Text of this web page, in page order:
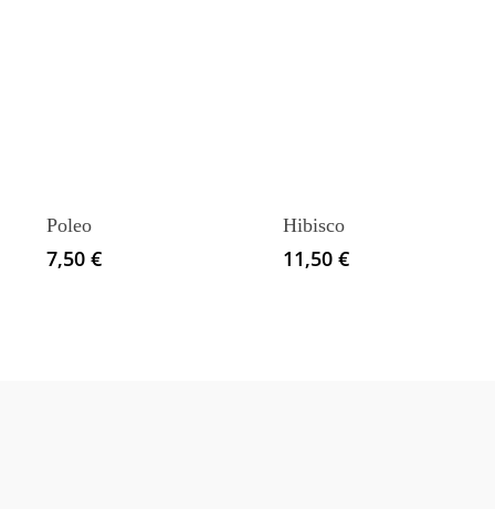
Poleo
7,50 €
Hibisco
11,50 €